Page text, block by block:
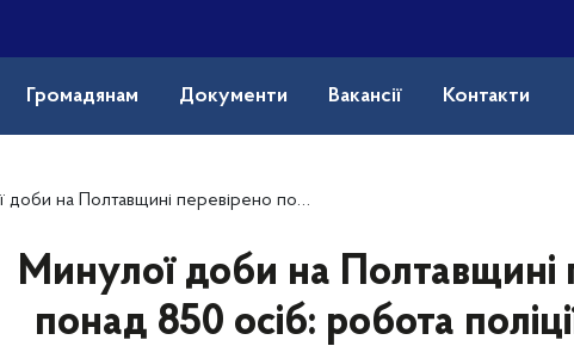
Громадянам Документи Вакансії Контакти
перевірено понад 850 осіб: робота поліції в умовах воєнного стану
Минулої доби на Полтавщині
понад 850 осіб: робота